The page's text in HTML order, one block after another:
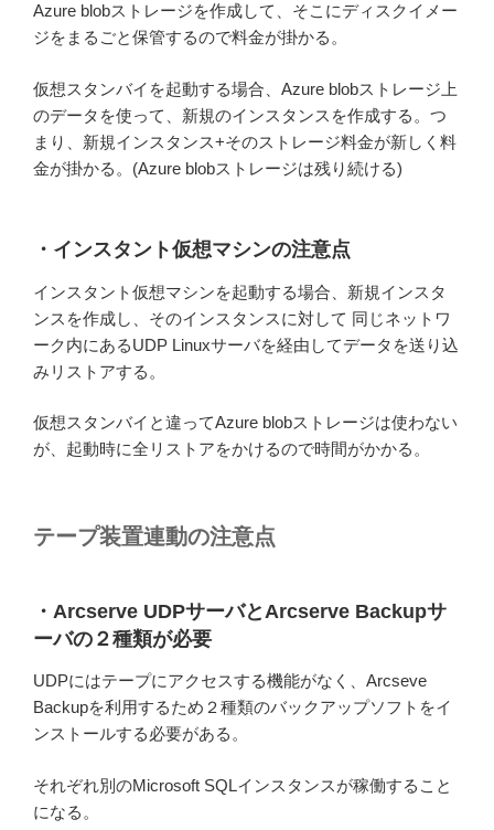
Azure blobストレージを作成して、そこにディスクイメー
ジをまるごと保管するので料金が掛かる。
仮想スタンバイを起動する場合、Azure blobストレージ上
のデータを使って、新規のインスタンスを作成する。つ
まり、新規インスタンス+そのストレージ料金が新しく料
金が掛かる。(Azure blobストレージは残り続ける)
・インスタント仮想マシンの注意点
インスタント仮想マシンを起動する場合、新規インスタ
ンスを作成し、そのインスタンスに対して 同じネットワ
ーク内にあるUDP Linuxサーバを経由してデータを送り込
みリストアする。
仮想スタンバイと違ってAzure blobストレージは使わない
が、起動時に全リストアをかけるので時間がかかる。
テープ装置連動の注意点
・Arcserve UDPサーバとArcserve Backupサ
ーバの２種類が必要
UDPにはテープにアクセスする機能がなく、Arcseve
Backupを利用するため２種類のバックアップソフトをイ
ンストールする必要がある。
それぞれ別のMicrosoft SQLインスタンスが稼働すること
になる。